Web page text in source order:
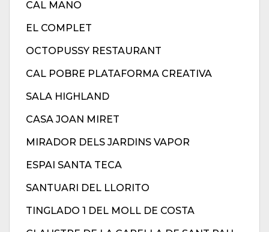
CAL MANO
EL COMPLET
OCTOPUSSY RESTAURANT
CAL POBRE PLATAFORMA CREATIVA
SALA HIGHLAND
CASA JOAN MIRET
MIRADOR DELS JARDINS VAPOR
ESPAI SANTA TECA
SANTUARI DEL LLORITO
TINGLADO 1 DEL MOLL DE COSTA